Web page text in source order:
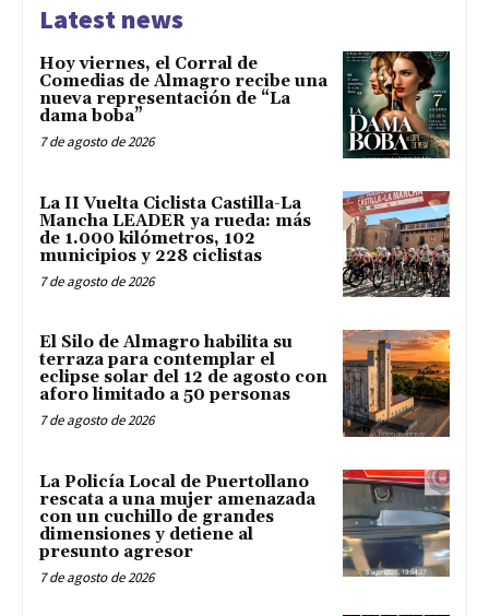
Latest news
Hoy viernes, el Corral de
Comedias de Almagro recibe una
nueva representación de “La
dama boba”
7 de agosto de 2026
La II Vuelta Ciclista Castilla-La
Mancha LEADER ya rueda: más
de 1.000 kilómetros, 102
municipios y 228 ciclistas
7 de agosto de 2026
El Silo de Almagro habilita su
terraza para contemplar el
eclipse solar del 12 de agosto con
aforo limitado a 50 personas
7 de agosto de 2026
La Policía Local de Puertollano
rescata a una mujer amenazada
con un cuchillo de grandes
dimensiones y detiene al
presunto agresor
7 de agosto de 2026